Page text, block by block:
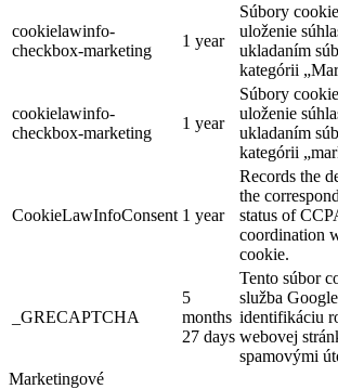
cookielawinfo-
checkbox-marketing
1 year
Súbory
uloženie
ukladaním
kategórii
cookielawinfo-
checkbox-marketing
1 year
Súbory
uloženie
ukladaním
kategórii
CookieLawInfoConsent 1 year
Records the
the
status of
coordination
cookie.
_GRECAPTCHA
5
months
27 days
Tento súbor
služba
identifikáciu
webovej
spamovými
Marketingové